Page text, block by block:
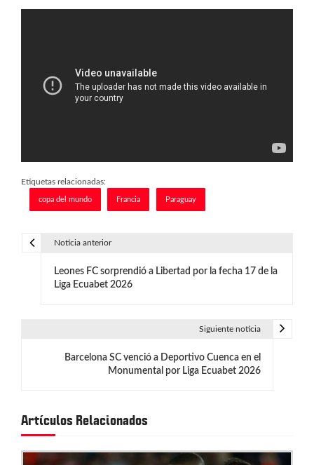
Etiquetas relacionadas:
copa del mundo Francia Paraguay
i
ó
Noticia anterior
Leones FC sorprendió a Libertad por la fecha 17 de la
Liga Ecuabet 2026
Siguiente noticia
Barcelona SC venció a Deportivo Cuenca en el
Monumental por Liga Ecuabet 2026
Artículos Relacionados